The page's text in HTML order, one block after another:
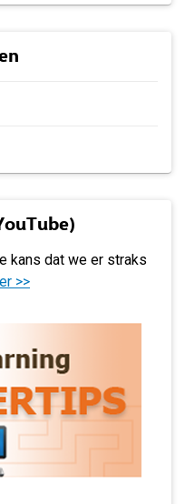
kans dat we er straks
>>